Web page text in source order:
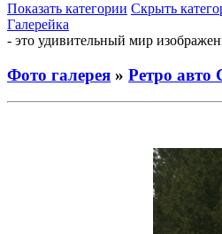
Показать категории Скрыть
Галерейка
- это удивительный мир
Фото галерея » Ретро